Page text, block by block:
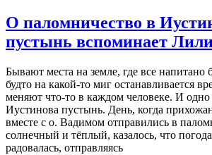
О паломничество в
пустынь вспоминает
Бывают места на земле, где все напитано
будто на какой-то миг останавливается
меняют что-то в каждом человеке. И
Иустинова пустынь. День, когда
вместе с о. Вадимом отправились в
солнечный и тёплый, казалось, что
радовалась, отправляясь